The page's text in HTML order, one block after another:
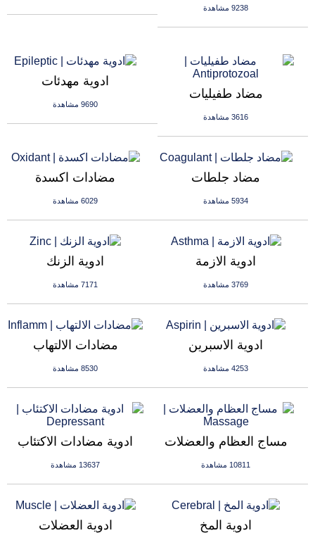
9238 مشاهدة
ادوية مهدئات
9690 مشاهدة
مضاد طفيليات
3616 مشاهدة
مضادات اكسدة
6029 مشاهدة
مضاد جلطات
5934 مشاهدة
ادوية الزنك
7171 مشاهدة
ادوية الازمة
3769 مشاهدة
مضادات الالتهاب
8530 مشاهدة
ادوية الاسبرين
4253 مشاهدة
ادوية مضادات الاكتئاب
13637 مشاهدة
مساج العظام والعضلات
10811 مشاهدة
ادوية العضلات ادوية المخ